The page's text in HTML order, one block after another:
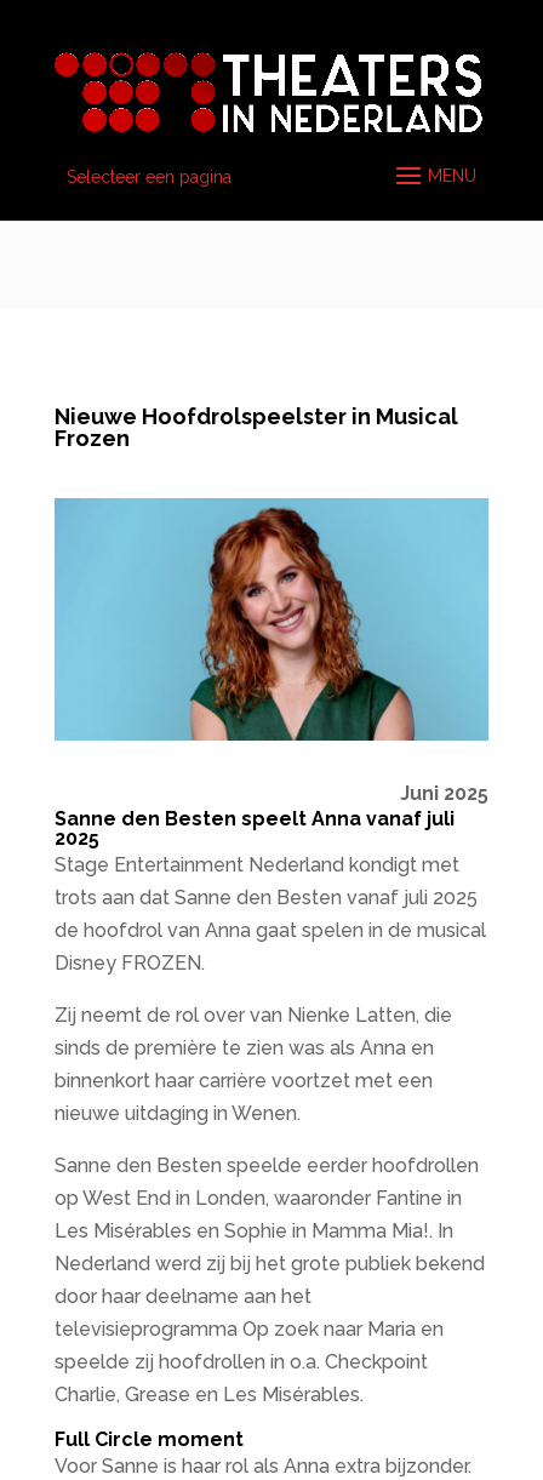
Selecteer een pagina
Nieuwe Hoofdrolspeelster in Musical
Frozen
Juni 2025
Sanne den Besten speelt Anna vanaf juli
2025
Stage Entertainment Nederland kondigt met
trots aan dat Sanne den Besten vanaf juli 2025
de hoofdrol van Anna gaat spelen in de musical
Disney FROZEN.
Zij neemt de rol over van Nienke Latten, die
sinds de première te zien was als Anna en
binnenkort haar carrière voortzet met een
nieuwe uitdaging in Wenen.
Sanne den Besten speelde eerder hoofdrollen
op West End in Londen, waaronder Fantine in
Les Misérables en Sophie in Mamma Mia!. In
Nederland werd zij bij het grote publiek bekend
door haar deelname aan het
televisieprogramma Op zoek naar Maria en
speelde zij hoofdrollen in o.a. Checkpoint
Charlie, Grease en Les Misérables.
Full Circle moment
Voor Sanne is haar rol als Anna extra bijzonder.